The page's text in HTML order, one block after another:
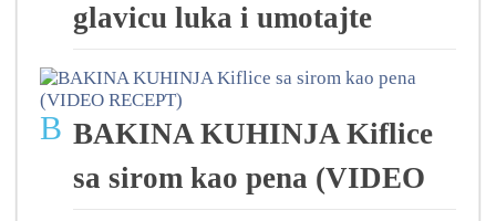
glavicu luka i umotajte
B BAKINA KUHINJA Kiflice
sa sirom kao pena (VIDEO